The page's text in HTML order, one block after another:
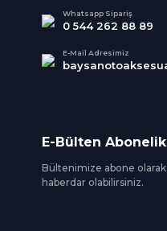
Whatsapp Sipariş
0 544 262 88 89
E-Mail Adresimiz
E-Bülten Abonelik
Bültenimize abone olarak
haberdar olabilirsiniz.